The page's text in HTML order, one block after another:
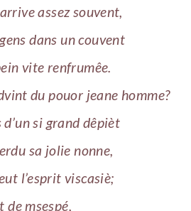
assez souvent,
dans un couvent
vite renfrumêe.
du pouor jeane homme?
si grand dêpièt
sa jolie nonne,
l’esprit viscasiè;
de msespé,